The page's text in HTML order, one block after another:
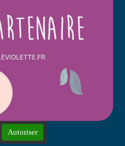
Autoriser